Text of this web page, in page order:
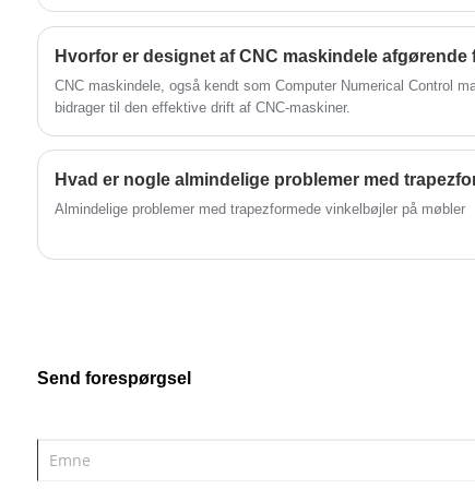
mulighed for nemt at udfolde eller trække
bordet tilbage til enhver tid, hvilket sparer
plads. Uanset om det er et hjem, kontor,
erhvervslokale osv., passer dette produkt
perfekt ind i designet af borde og stole.
Hvorfor er designet af CNC maskindele
CNC maskindele, også kendt som Computer Numerical Control
bidrager til den effektive drift af CNC-maskiner.
Almindelige problemer med trapezformede vinkelbøjler på møbler
Send forespørgsel